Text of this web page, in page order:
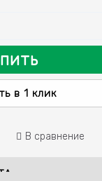
в 1 клик
В сравнение